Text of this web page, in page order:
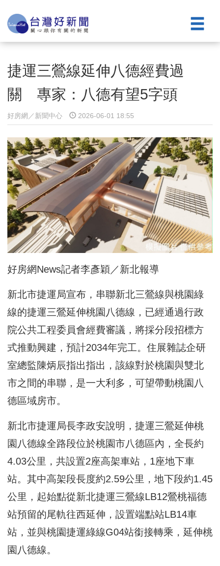
捷運三鶯線延伸八德經費過
關 專家：八德有望5字頭
好房網／新聞中心 2026-06-01 18:55
好房網News記者李彥穎／新北報導
新北市捷運局宣布，串聯新北三鶯線與桃園綠
線的捷運三鶯延伸桃園八德線，已經通過行政
院公共工程委員會經費審議，將採分段招標方
式推動興建，預計2034年完工。住展雜誌企研
室總監陳炳辰指出指出，該線對於桃園與雙北
市之間的串聯，是一大利多，可望帶動桃園八
德區域房市。
新北市捷運局長李政安說明，捷運三鶯延伸桃
園八德線全路段位於桃園市八德區內，全長約
4.03公里，共設置2座高架車站，1座地下車
站。其中高架段長度約2.59公里，地下段約1.45
公里，起始點從新北捷運三鶯線LB12鶯桃福德
站預留的尾軌往西延伸，設置端點站LB14車
站，並與桃園捷運綠線G04站銜接轉乘，延伸桃
園八德線。